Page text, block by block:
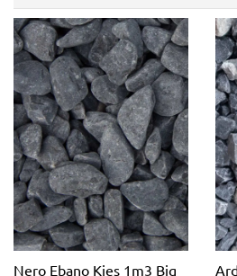
Nero Ebano Kies 1m3 Big